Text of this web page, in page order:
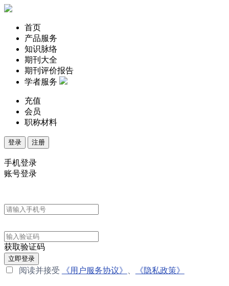
首页
产品服务
知识脉络
期刊大全
期刊评价报告
学者服务
充值
会员
职称材料
登录 注册
手机登录
账号登录
获取验证码
立即登录
阅读并接受 《用户服务协议》 《隐私政策》